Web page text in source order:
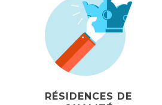
RÉSIDENCES DE